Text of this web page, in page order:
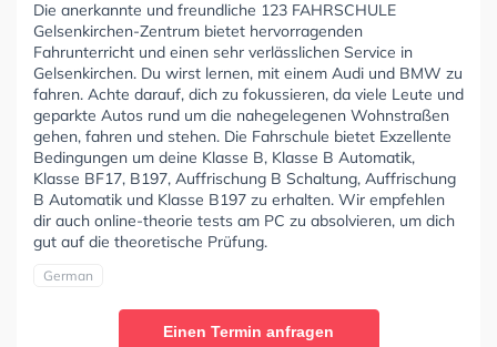
Die anerkannte und freundliche 123 FAHRSCHULE
Gelsenkirchen-Zentrum bietet hervorragenden
Fahrunterricht und einen sehr verlässlichen Service in
Gelsenkirchen. Du wirst lernen, mit einem Audi und BMW zu
fahren. Achte darauf, dich zu fokussieren, da viele Leute und
geparkte Autos rund um die nahegelegenen Wohnstraßen
gehen, fahren und stehen. Die Fahrschule bietet Exzellente
Bedingungen um deine Klasse B, Klasse B Automatik,
Klasse BF17, B197, Auffrischung B Schaltung, Auffrischung
B Automatik und Klasse B197 zu erhalten. Wir empfehlen
dir auch online-theorie tests am PC zu absolvieren, um dich
gut auf die theoretische Prüfung.
German
Einen Termin anfragen